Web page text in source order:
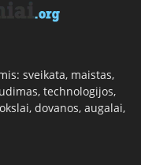
sveikata, maistas,
technologijos,
dovanos, augalai,